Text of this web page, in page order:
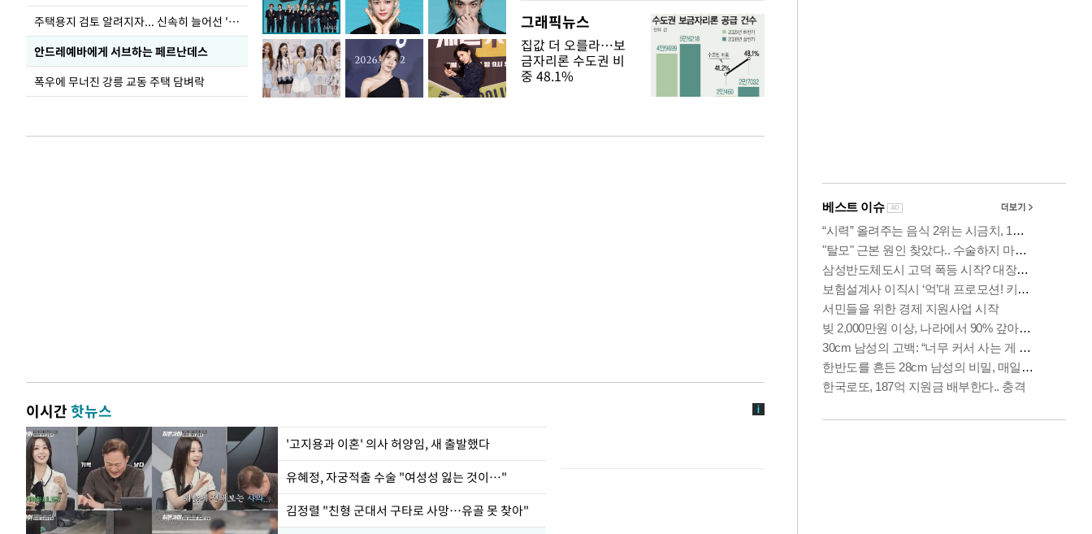
주택용지 검토 알려지자... 신속히 늘어선 '근조화환'
안드레예바에게 서브하는 페르난데스
폭우에 무너진 강릉 교동 주택 담벼락
그래픽뉴스
집값 더 오를라…보
금자리론 수도권 비
중 48.1%
이시간핫뉴스
'고지용과 이혼' 의사 허양임, 새 출발했다
유혜정, 자궁적출 수술 "여성성 잃는 것이…"
김정렬 "친형 군대서 구타로 사망…유골 못 찾아"